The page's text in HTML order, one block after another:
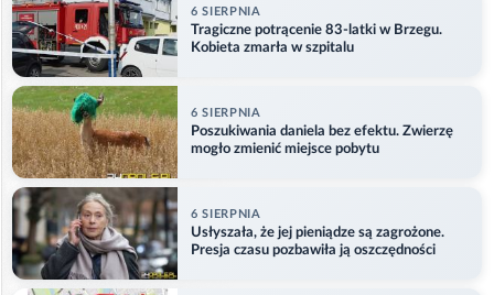
6 SIERPNIA
Tragiczne potrącenie 83-latki w Brzegu.
Kobieta zmarła w szpitalu
6 SIERPNIA
Poszukiwania daniela bez efektu. Zwierzę
mogło zmienić miejsce pobytu
6 SIERPNIA
Usłyszała, że jej pieniądze są zagrożone.
Presja czasu pozbawiła ją oszczędności